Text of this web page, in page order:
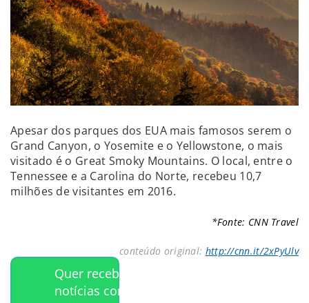
Apesar dos parques dos EUA mais famosos serem o
Grand Canyon, o Yosemite e o Yellowstone, o mais
visitado é o Great Smoky Mountains. O local, entre o
Tennessee e a Carolina do Norte, recebeu 10,7
milhões de visitantes em 2016.
*Fonte: CNN Travel
conteúdo original: http://cnn.it/2xPyUlv
Quer receber
notícias como